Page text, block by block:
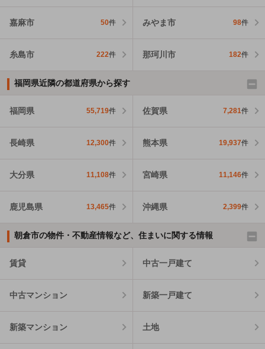
嘉麻市 50件 みやま市 98件
糸島市 222件 那珂川市 182件
福岡県近隣の都道府県から探す
福岡県 55,719件 佐賀県 7,281件
長崎県 12,300件 熊本県 19,937件
大分県 11,108件 宮崎県 11,146件
鹿児島県 13,465件 沖縄県 2,399件
朝倉市の物件・不動産情報など、住まいに関する情報
賃貸 中古一戸建て
中古マンション 新築一戸建て
新築マンション 土地